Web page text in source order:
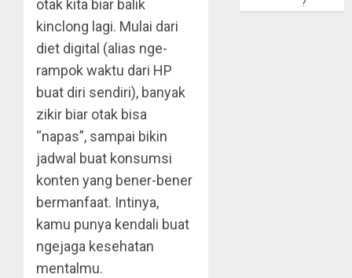
otak kita biar balik
kinclong lagi. Mulai dari
diet digital (alias nge-
rampok waktu dari HP
buat diri sendiri), banyak
zikir biar otak bisa
“napas”, sampai bikin
jadwal buat konsumsi
konten yang bener-bener
bermanfaat. Intinya,
kamu punya kendali buat
ngejaga kesehatan
mentalmu.